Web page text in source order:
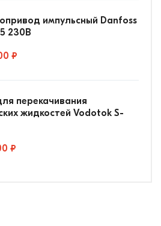
импульсный Danfoss
230В
₽
перекачивания
жидкостей Vodotok S-
₽